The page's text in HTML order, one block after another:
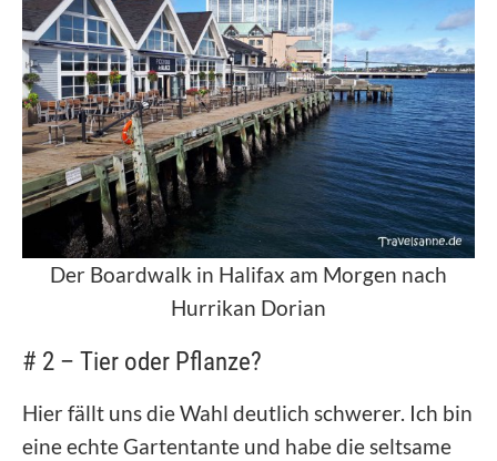
Der Boardwalk in Halifax am Morgen nach
Hurrikan Dorian
# 2 – Tier oder Pflanze?
Hier fällt uns die Wahl deutlich schwerer. Ich bin
eine echte Gartentante und habe die seltsame